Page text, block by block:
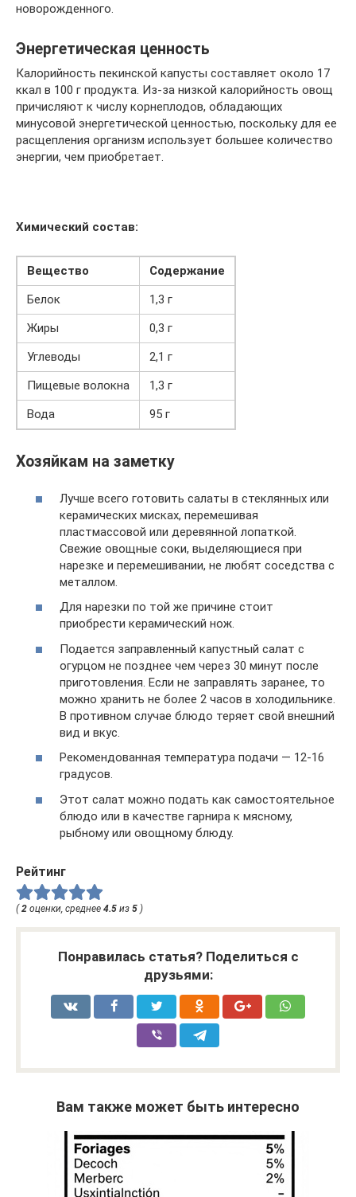
новорожденного.
Энергетическая ценность
Калорийность пекинской капусты составляет около 17
ккал в 100 г продукта. Из-за низкой калорийность овощ
причисляют к числу корнеплодов, обладающих
минусовой энергетической ценностью, поскольку для ее
расщепления организм использует большее количество
энергии, чем приобретает.
Химический состав:
Вещество
Содержание
Белок
1,3 г
Жиры
0,3 г
Углеводы
2,1 г
Пищевые волокна
1,3 г
Вода
95 г
Хозяйкам на заметку
Лучше всего готовить салаты в стеклянных или
керамических мисках, перемешивая
пластмассовой или деревянной лопаткой.
Свежие овощные соки, выделяющиеся при
нарезке и перемешивании, не любят соседства с
металлом.
Для нарезки по той же причине стоит
приобрести керамический нож.
Подается заправленный капустный салат с
огурцом не позднее чем через 30 минут после
приготовления. Если не заправлять заранее, то
можно хранить не более 2 часов в холодильнике.
В противном случае блюдо теряет свой внешний
вид и вкус.
Рекомендованная температура подачи — 12-16
градусов.
Этот салат можно подать как самостоятельное
блюдо или в качестве гарнира к мясному,
рыбному или овощному блюду.
Рейтинг
( 2 оценки, среднее 4.5 из 5 )
Понравилась статья? Поделиться с
друзьями:
Вам также может быть интересно